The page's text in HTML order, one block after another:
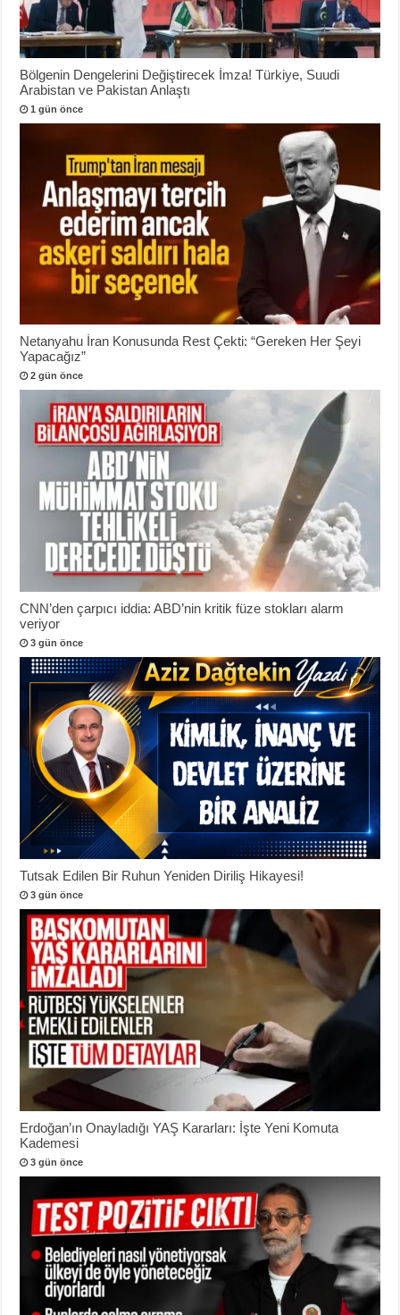
Bölgenin Dengelerini Değiştirecek İmza! Türkiye, Suudi
Arabistan ve Pakistan Anlaştı
1 gün önce
Netanyahu İran Konusunda Rest Çekti: “Gereken Her Şeyi
Yapacağız”
2 gün önce
CNN’den çarpıcı iddia: ABD’nin kritik füze stokları alarm
veriyor
3 gün önce
Tutsak Edilen Bir Ruhun Yeniden Diriliş Hikayesi!
3 gün önce
Erdoğan’ın Onayladığı YAŞ Kararları: İşte Yeni Komuta
Kademesi
3 gün önce